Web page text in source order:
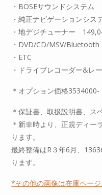
・BOSEサウンドシステム
・純正ナビゲーションシス
・地デジチューナー
・DVD/CD/MSV/Bluetooth
・ETC
・ドライブレコーダー&レ
＊オプション価格3534000-
＊保証書、取扱説明書、ス
＊新車時より、正規ディー
ります。
最終整備はR３年6月、
ります。
*その他の画像は在庫ページ